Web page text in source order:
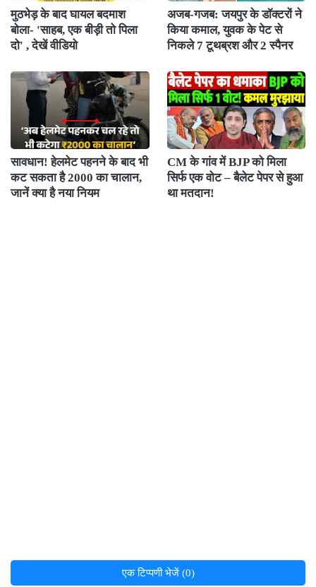
मुठभेड़ के बाद घायल बदमाश
बोला- 'साहब, एक बीड़ी तो पिला
दो' , देखें वीडियो
अजब-गजब: जयपुर के डॉक्टरों ने
किया कमाल, युवक के पेट से
निकले 7 टूथब्रश और 2 स्पैनर
सावधान! हेलमेट पहनने के बाद भी
कट सकता है 2000 का चालान,
जानें क्या है नया नियम
CM के गांव में BJP को मिला
सिर्फ एक वोट – बैलेट पेपर से हुआ
था मतदान!
एक टिप्पणी भेजें (0)